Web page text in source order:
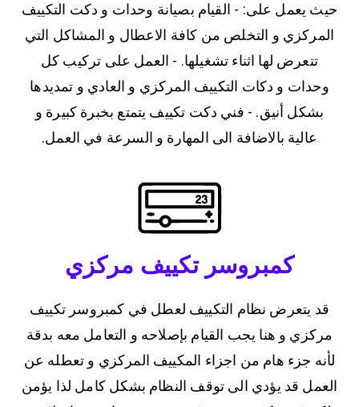
حيث يعمل على: - القيام بصيانة وحدات و دكت التكييف
المركزي و التخلص من كافة الاعطال و المشاكل التي
تتعرض لها اثناء تشغيلها. - العمل على تركيب كل
وحدات و دكات التكييف المركزي و العادي و تمديدها
بشكل أنيق. - فني دكت تكييف يتمتع بخبرة كبيرة و
عالية بالاضافة الى المهارة و السرعة في العمل.
كمبروسر تكييف مركزي
قد يتعرض نظام التكييف لعطل في كمبروسر تكييف
مركزي و هنا يجب القيام بإصلاحه و التعامل معه بدقة
لأنه جزء هام من اجزاء المكييف المركزي و تعطله عن
العمل قد يؤدي الى توقف النظام بشكل كامل لذا يؤمن